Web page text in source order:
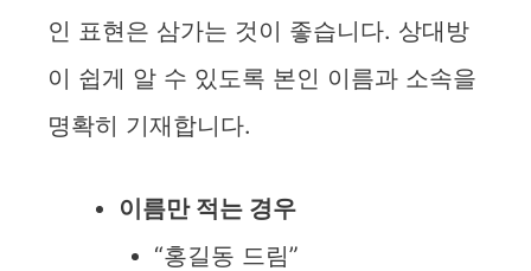
인 표현은 삼가는 것이 좋습니다. 상대방
이 쉽게 알 수 있도록 본인 이름과 소속을
명확히 기재합니다.
이름만 적는 경우
“홍길동 드림”